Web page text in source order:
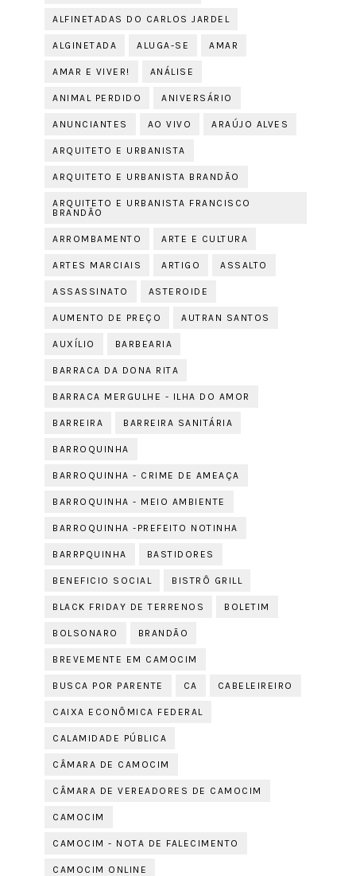
ALFINETADAS DO CARLOS JARDEL
ALGINETADA ALUGA-SE AMAR
AMAR E VIVER! ANÁLISE
ANIMAL PERDIDO ANIVERSÁRIO
ANUNCIANTES AO VIVO ARAÚJO ALVES
ARQUITETO E URBANISTA
ARQUITETO E URBANISTA BRANDÃO
ARQUITETO E URBANISTA FRANCISCO
BRANDÃO
ARROMBAMENTO ARTE E CULTURA
ARTES MARCIAIS ARTIGO ASSALTO
ASSASSINATO ASTEROIDE
AUMENTO DE PREÇO AUTRAN SANTOS
AUXÍLIO BARBEARIA
BARRACA DA DONA RITA
BARRACA MERGULHE - ILHA DO AMOR
BARREIRA BARREIRA SANITÁRIA
BARROQUINHA
BARROQUINHA - CRIME DE AMEAÇA
BARROQUINHA - MEIO AMBIENTE
BARROQUINHA -PREFEITO NOTINHA
BARRPQUINHA BASTIDORES
BENEFICIO SOCIAL BISTRÔ GRILL
BLACK FRIDAY DE TERRENOS BOLETIM
BOLSONARO BRANDÃO
BREVEMENTE EM CAMOCIM
BUSCA POR PARENTE CA CABELEIREIRO
CAIXA ECONÔMICA FEDERAL
CALAMIDADE PÚBLICA
CÂMARA DE CAMOCIM
CÂMARA DE VEREADORES DE CAMOCIM
CAMOCIM
CAMOCIM - NOTA DE FALECIMENTO
CAMOCIM ONLINE